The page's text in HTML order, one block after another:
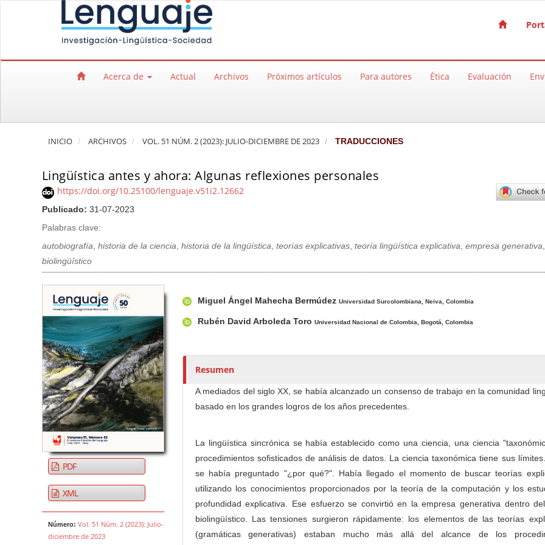
Salto rápido al contenido de la página
Navegación principal
Contenido principal
Acerca de Actual Archivos Próximos artículos Para autores Ética Evaluación
INICIO ARCHIVOS VOL. 51 NÚM. 2 (2023): JULIO-DICIEMBRE DE 2023 TRADUCCIONES
Lingüística antes y ahora: Algunas reflexiones personales
https://doi.org/10.25100/lenguaje.v51i2.12662
Publicado: 31-07-2023
Palabras clave:
autobiografía, historia de la ciencia, historia de la lingüística, teorías explicativas, teoría lingüística explicativa, empresa generativa,
biolingüístico
Barra lateral del artículo
PDF
XML
Número: Vol. 51 Núm. 2 (2023): Julio-
diciembre de 2023
u
t
Miguel Ángel Mahecha Bermúdez Universidad Surcolombiana, Neiva, Colombia
Rubén David Arboleda Toro Universidad Nacional de Colombia, Bogotá, Colombia
Resumen
A mediados del siglo XX, se había alcanzado un consenso de trabajo en la comunidad
basado en los grandes logros de los años precedentes.
La lingüística sincrónica se había establecido como una ciencia, una ciencia
procedimientos sofisticados de análisis de datos. La ciencia taxonómica tiene sus
se había preguntado "¿por qué?". Había llegado el momento de buscar teorías
utilizando los conocimientos proporcionados por la teoría de la computación y los
profundidad explicativa. Ese esfuerzo se convirtió en la empresa generativa dentro
biolingüístico. Las tensiones surgieron rápidamente: los elementos de las teorías
(gramáticas generativas) estaban mucho más allá del alcance de los